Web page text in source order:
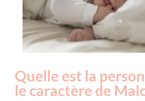
Quelle est la
le caractère de